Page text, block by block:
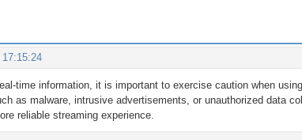
17:15:24
time information, it is important to exercise caution when
as malware, intrusive advertisements, or unauthorized data
reliable streaming experience.